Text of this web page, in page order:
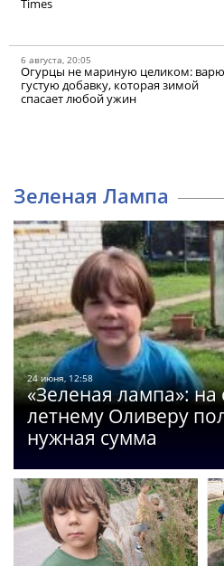
Times
6 августа, 20:05
Огурцы не мариную целиком: варю
густую добавку, которая зимой
спасает любой ужин
Зеленая Лампа
24 июня, 12:58
«Зеленая лампа»:
летнему Оливеру
нужная сумма